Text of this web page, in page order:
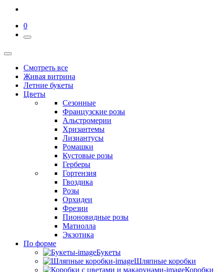
0
Смотреть все
Живая витрина
Летние букеты
Цветы
Сезонные
Французские розы
Альстромерии
Хризантемы
Лизиантусы
Ромашки
Кустовые розы
Герберы
Гортензия
Гвоздика
Розы
Орхидеи
Фрезии
Пионовидные розы
Матиолла
Экзотика
По форме
Букеты
Шляпные коробки
Коробки